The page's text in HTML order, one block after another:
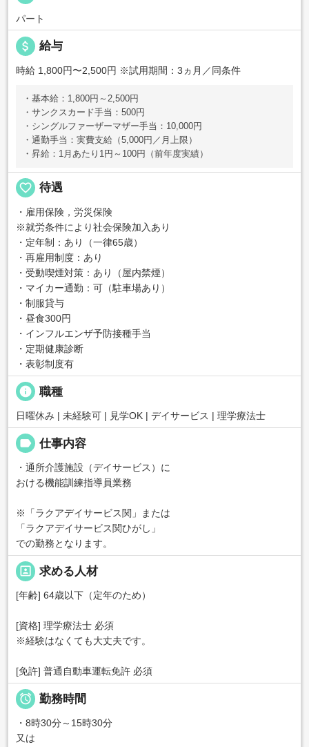
パート
attach_money 給与
時給 1,800円〜2,500円 ※試用期間：3ヵ月／同条件
・基本給：1,800円～2,500円
・サンクスカード手当：500円
・シングルファーザーマザー手当：10,000円
・通勤手当：実費支給（5,000円／月上限）
・昇給：1月あたり1円～100円（前年度実績）
favorite_border 待遇
・雇用保険，労災保険
※就労条件により社会保険加入あり
・定年制：あり（一律65歳）
・再雇用制度：あり
・受動喫煙対策：あり（屋内禁煙）
・マイカー通勤：可（駐車場あり）
・制服貸与
・昼食300円
・インフルエンザ予防接種手当
・定期健康診断
・表彰制度有
info 職種
日曜休み | 未経験可 | 見学OK | デイサービス | 理学療法士
label 仕事内容
・通所介護施設（デイサービス）に
おける機能訓練指導員業務
※「ラクアデイサービス関」または
「ラクアデイサービス関ひがし」
での勤務となります。
portrait 求める人材
[年齢] 64歳以下（定年のため）
[資格] 理学療法士 必須
※経験はなくても大丈夫です。
[免許] 普通自動車運転免許 必須
 勤務時間
・8時30分～15時30分
又は